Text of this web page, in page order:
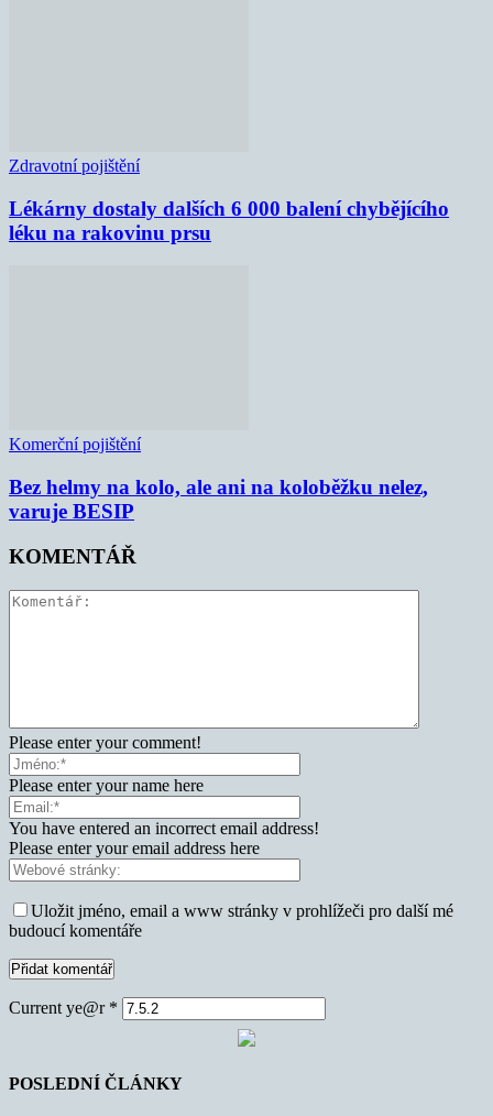
Zdravotní pojištění
Lékárny dostaly dalších 6 000 balení chybějícího
léku na rakovinu prsu
Komerční pojištění
Bez helmy na kolo, ale ani na koloběžku nelez,
varuje BESIP
KOMENTÁŘ
Please enter your comment!
Please enter your name here
You have entered an incorrect email address!
Please enter your email address here
Uložit jméno, email a www stránky v prohlížeči pro další mé
budoucí komentáře
Current ye@r *
POSLEDNÍ ČLÁNKY